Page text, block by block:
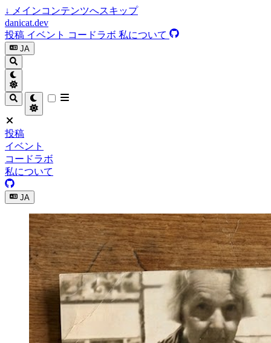
↓ メインコンテンツへスキップ
danicat.dev
投稿 イベント コードラボ 私について
JA
投稿
イベント
コードラボ
私について
JA